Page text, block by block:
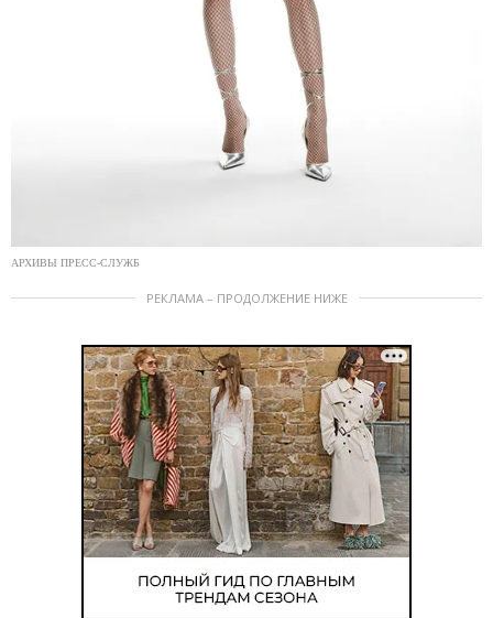
АРХИВЫ ПРЕСС-СЛУЖБ
РЕКЛАМА – ПРОДОЛЖЕНИЕ НИЖЕ